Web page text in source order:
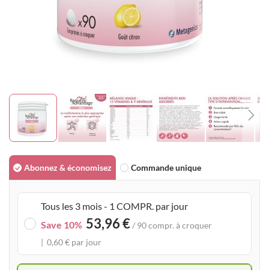
to
the
beginning
gallery
Abonnez & économisez
Tous les 3 mois - 1 COMPR. par jour
0,60 € par jour
53,96 €/ 90 compr. à croquer
Save 10%
Commande unique